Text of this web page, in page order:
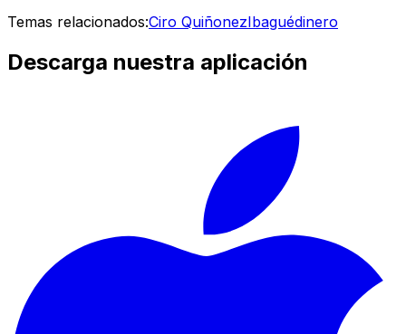
Temas relacionados:Ciro QuiñonezIbaguédinero
Descarga nuestra aplicación